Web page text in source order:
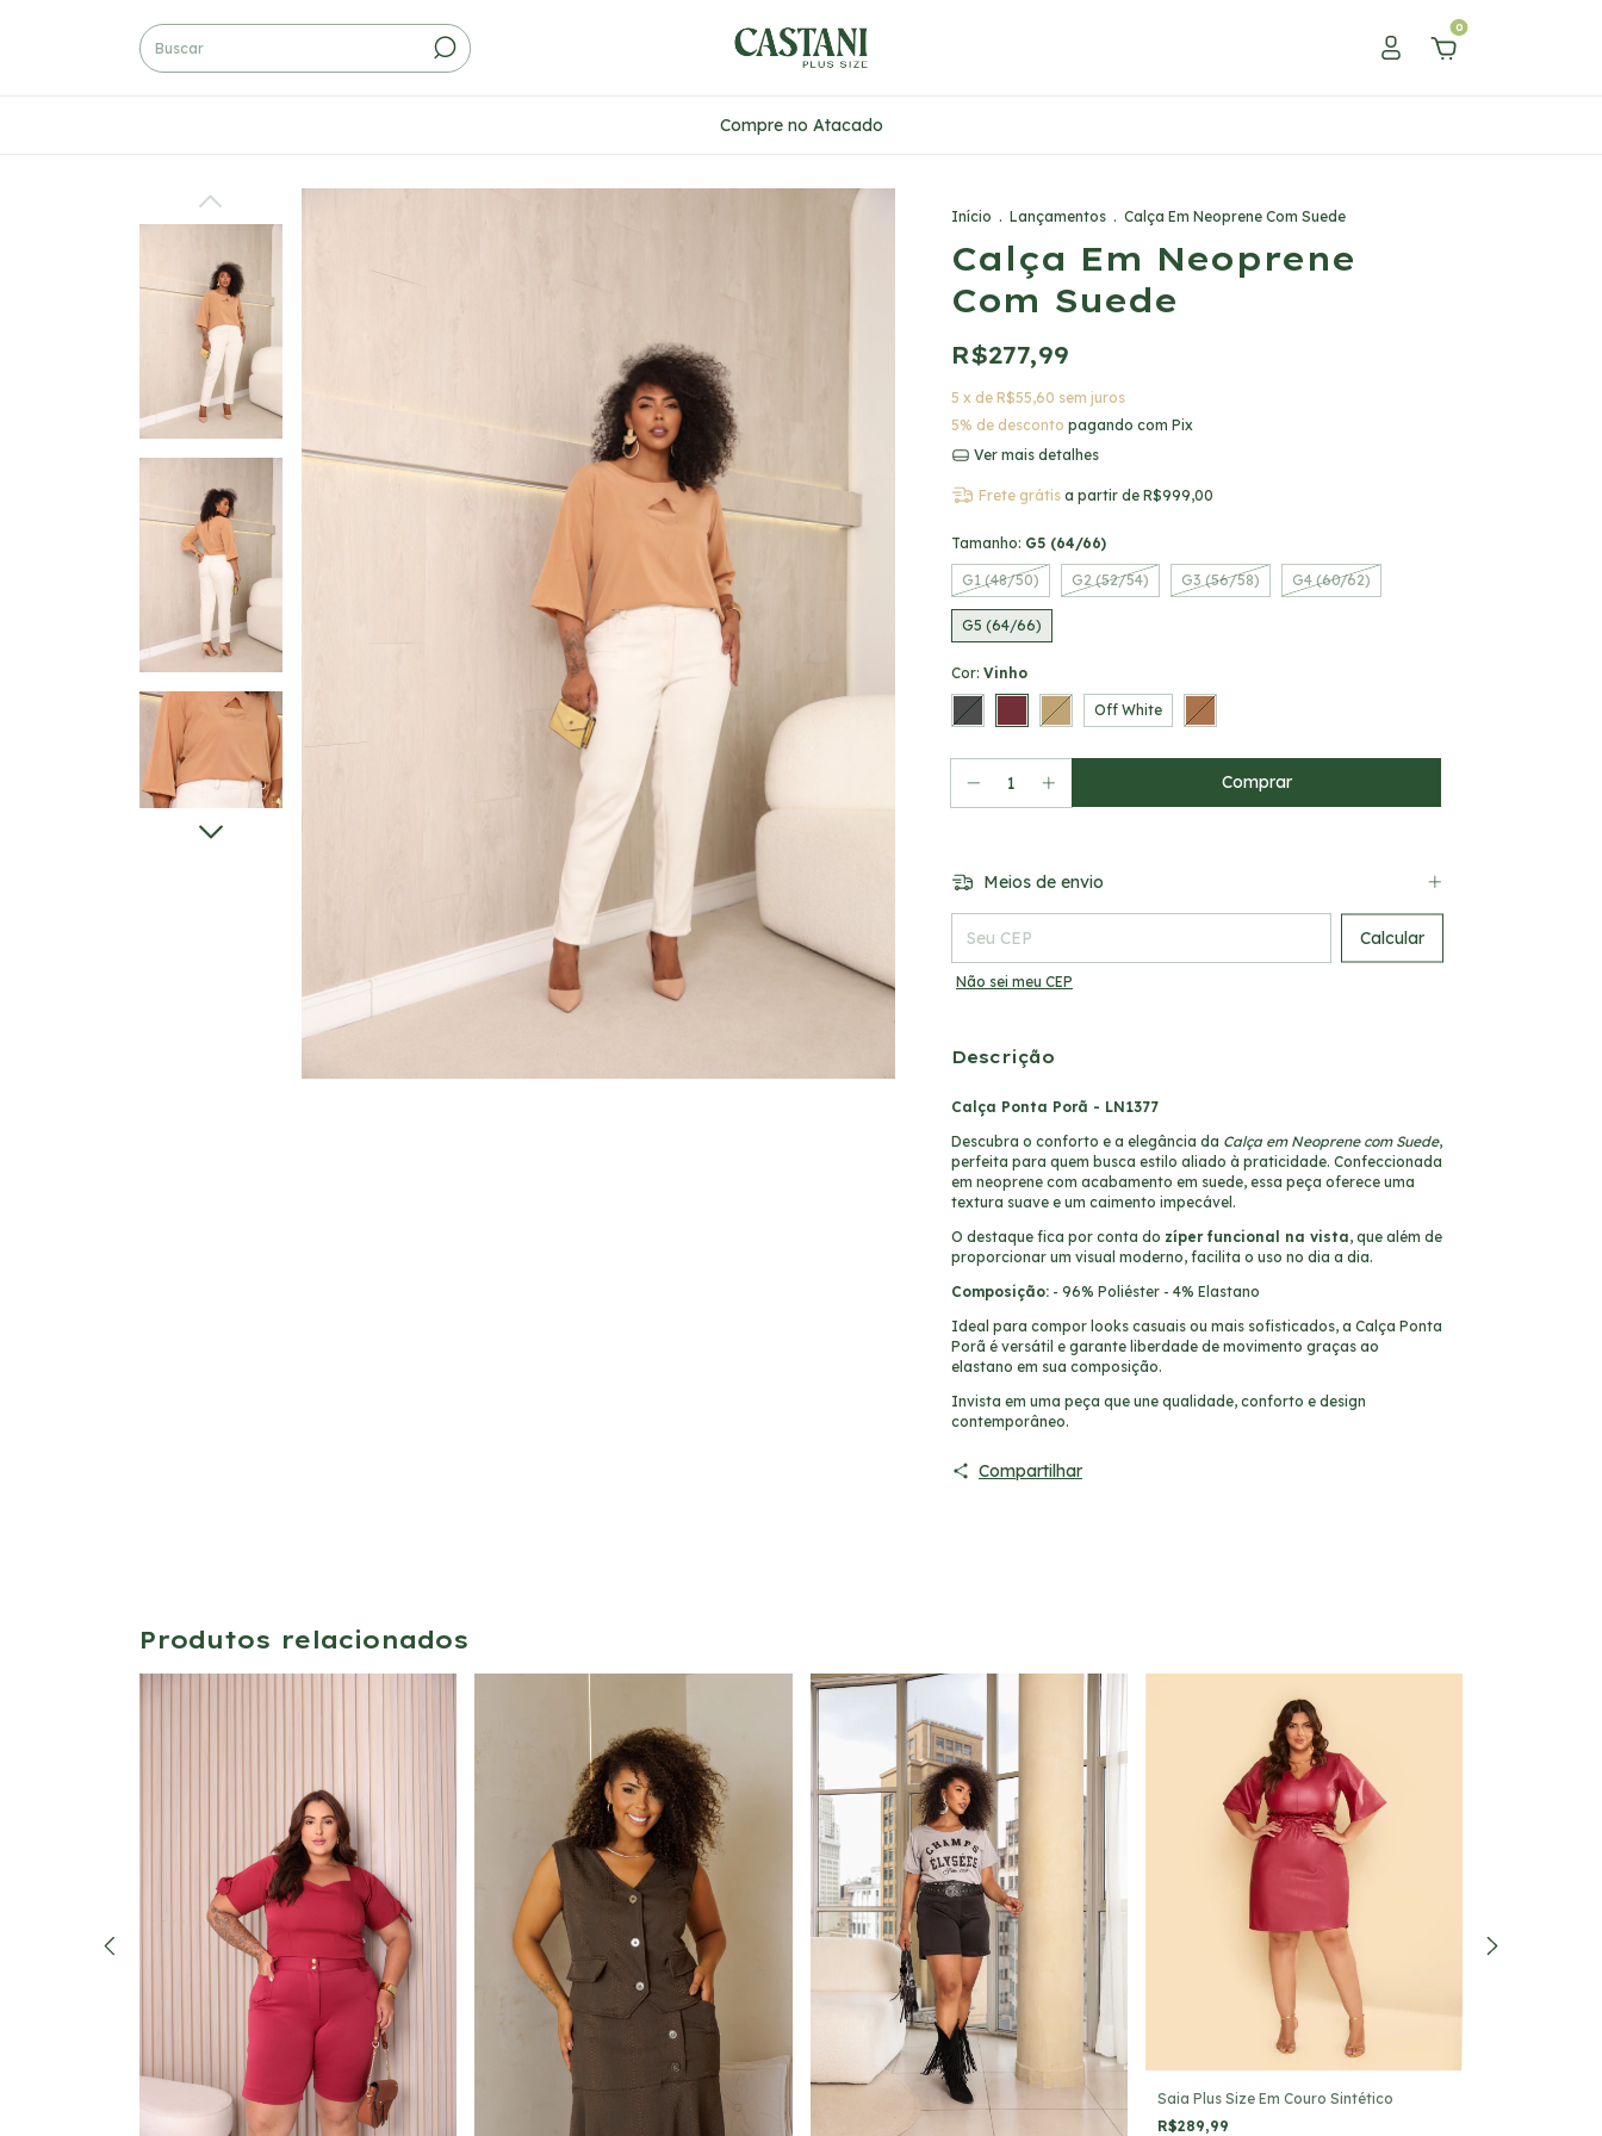
0
Compre no Atacado
Início . Lançamentos . Calça Em Neoprene Com Suede
Calça Em Neoprene
Com Suede
R$277,99
5 x de R$55,60 sem juros
5% de desconto pagando com Pix
Ver mais detalhes
Frete grátis a partir de R$999,00
Tamanho: G5 (64/66)
G1 (48/50) G2 (52/54) G3 (56/58) G4 (60/62)
G5 (64/66)
Cor: Vinho
Off White
Meios de envio
Entregas para o CEP:
Calcular
Não sei meu CEP
Descrição
Calça Ponta Porã - LN1377
Descubra o conforto e a elegância da Calça em Neoprene com Suede,
perfeita para quem busca estilo aliado à praticidade. Confeccionada
em neoprene com acabamento em suede, essa peça oferece uma
textura suave e um caimento impecável.
O destaque fica por conta do zíper funcional na vista, que além de
proporcionar um visual moderno, facilita o uso no dia a dia.
Composição: - 96% Poliéster - 4% Elastano
Ideal para compor looks casuais ou mais sofisticados, a Calça Ponta
Porã é versátil e garante liberdade de movimento graças ao
elastano em sua composição.
Invista em uma peça que une qualidade, conforto e design
contemporâneo.
Compartilhar
Produtos relacionados
Saia Plus Size Em Couro Sintético
R$289,99